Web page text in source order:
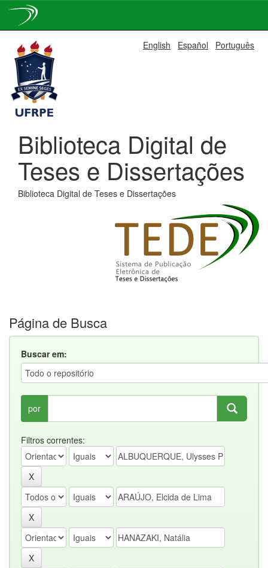
navigation
English Español Português
Biblioteca Digital de
Teses e Dissertações
Biblioteca Digital de Teses e Dissertações
Página de Busca
Buscar em:
por
Filtros correntes: